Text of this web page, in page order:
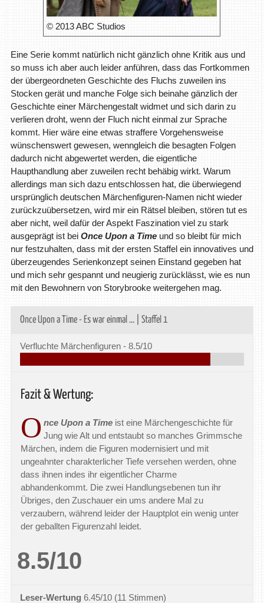
© 2013 ABC Studios
Eine Serie kommt natürlich nicht gänzlich ohne Kritik aus und
so muss ich aber auch leider anführen, dass das Fortkommen
der übergeordneten Geschichte des Fluchs zuweilen ins
Stocken gerät und manche Folge sich beinahe gänzlich der
Geschichte einer Märchengestalt widmet und sich darin zu
verlieren droht, wenn der Fluch nicht einmal zur Sprache
kommt. Hier wäre eine etwas straffere Vorgehensweise
wünschenswert gewesen, wenngleich die besagten Folgen
dadurch nicht abgewertet werden, die eigentliche
Haupthandlung aber zuweilen recht behäbig wirkt. Warum
allerdings man sich dazu entschlossen hat, die überwiegend
ursprünglich deutschen Märchenfiguren-Namen nicht wieder
zurückzuübersetzen, wird mir ein Rätsel bleiben, stören tut es
aber nicht, weil dafür der Aspekt Faszination viel zu stark
ausgeprägt ist bei Once Upon a Timeund so bleibt für mich
nur festzuhalten, dass mit der ersten Staffel ein innovatives und
überzeugendes Serienkonzept seinen Einstand gegeben hat
und mich sehr gespannt und neugierig zurücklässt, wie es nun
mit den Bewohnern von Storybrooke weitergehen mag.
Once Upon a Time - Es war einmal ... | Staffel 1
Verfluchte Märchenfiguren - 8.5/10
Fazit & Wertung:
O nce Upon a Timeist eine Märchengeschichte für
Jung wie Alt und entstaubt so manches Grimmsche
Märchen, indem die Figuren modernisiert und mit
ungeahnter charakterlicher Tiefe versehen werden, ohne
dass ihnen indes ihr eigentlicher Charme
abhandenkommt. Die zwei Handlungsebenen tun ihr
Übriges, den Zuschauer ein ums andere Mal zu
verzaubern, während leider der Hauptplot ein wenig unter
der geballten Figurenzahl leidet.
8.5/10
Leser-Wertung 6.45/10 (11 Stimmen)